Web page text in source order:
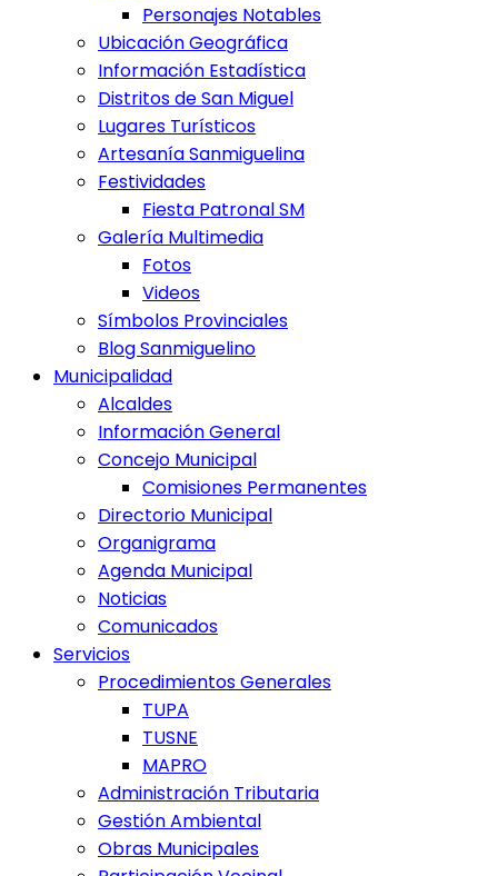
Personajes Notables
Ubicación Geográfica
Información Estadística
Distritos de San Miguel
Lugares Turísticos
Artesanía Sanmiguelina
Festividades
Fiesta Patronal SM
Galería Multimedia
Fotos
Videos
Símbolos Provinciales
Blog Sanmiguelino
Municipalidad
Alcaldes
Información General
Concejo Municipal
Comisiones Permanentes
Directorio Municipal
Organigrama
Agenda Municipal
Noticias
Comunicados
Servicios
Procedimientos Generales
TUPA
TUSNE
MAPRO
Administración Tributaria
Gestión Ambiental
Obras Municipales